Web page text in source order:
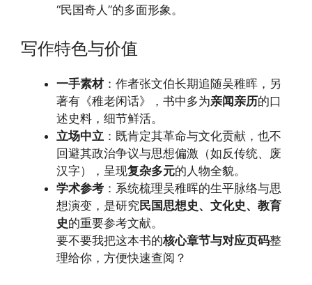
“民国奇人”的多面形象。
写作特色与价值
一手素材：作者张文伯长期追随吴稚晖，另
著有《稚老闲话》，书中多为亲闻亲历的口
述史料，细节鲜活。
立场中立 ：既肯定其革命与文化贡献，也不
回避其政治争议与思想偏激（如反传统、废
汉字），呈现复杂多元的人物全貌。
学术参考 ：系统梳理吴稚晖的生平脉络与思
想演变，是研究民国思想史、文化史、教育
史的重要参考文献。
要不要我把这本书的核心章节与对应页码整
理给你，方便快速查阅？